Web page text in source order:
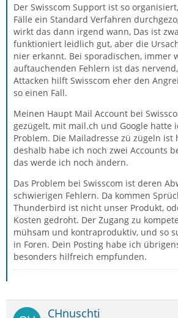
Der Swisscom Support ist so
Fälle ein Standard Verfahren
wirkt das dann irgend wann, Das ist
funktioniert leidlich gut, aber die
nier erkannt. Bei sporadischen, immer
auftauchenden Fehlern ist das
Attacken hilft Swisscom eher den
so einen Fall.
Meinen Haupt Mail Account bei
gezügelt, mit mail.ch und Google hatte
Problem. Die Mailadresse zü zügeln ist
deshalb habe ich noch zwei Accounts
das werde ich noch ändern.
Das Problem bei Swisscom ist deren
schwierigen Fehlern. Da kommen
Thunderbird ist nicht unser Produkt,
Kosten gedroht. Der Zugang zu
mühsam und kontraproduktiv, und so
in Foren. Dein Posting habe ich
besonders hilfreich empfunden.
CHnuschti